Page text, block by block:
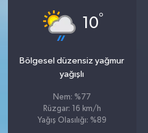
10°
Bölgesel düzensiz yağmur
yağışlı
Nem: %77
Rüzgar: 16 km/h
Yağış Olasılığı: %89